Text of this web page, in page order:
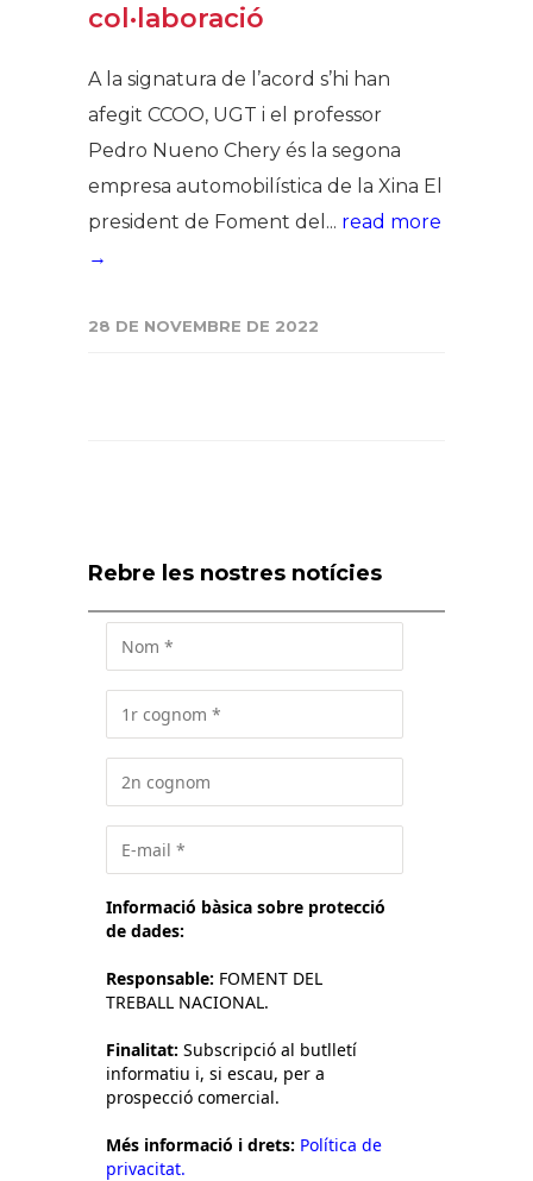
col·laboració
A la signatura de l’acord s’hi han
afegit CCOO, UGT i el professor
Pedro Nueno Chery és la segona
empresa automobilística de la Xina El
president de Foment del... read more
→
28 DE NOVEMBRE DE 2022
Rebre les nostres notícies
Informació bàsica sobre protecció
de dades:
Responsable: FOMENT DEL
TREBALL NACIONAL.
Finalitat: Subscripció al butlletí
informatiu i, si escau, per a
prospecció comercial.
Més informació i drets: Política de
privacitat.